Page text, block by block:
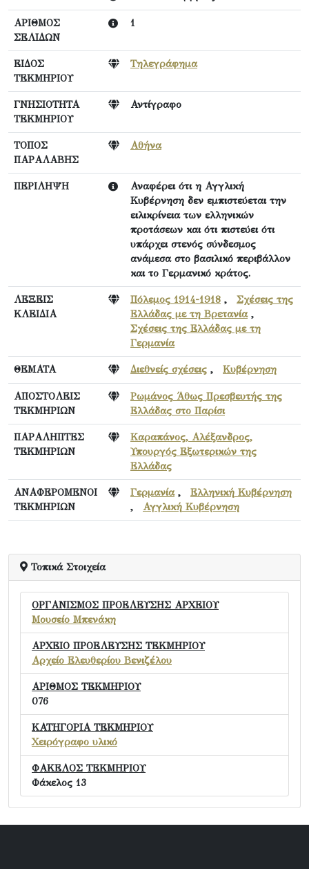
ΑΡΙΘΜΟΣ
ΣΕΛΙΔΩΝ
1
ΕΙΔΟΣ
ΤΕΚΜΗΡΙΟΥ
Τηλεγράφημα
ΓΝΗΣΙΟΤΗΤΑ
ΤΕΚΜΗΡΙΟΥ
Αντίγραφο
ΤΟΠΟΣ
ΠΑΡΑΛΑΒΗΣ
Αθήνα
ΠΕΡΙΛΗΨΗ
Αναφέρει ότι η Αγγλική
Κυβέρνηση δεν εμπιστεύεται την
ειλικρίνεια των ελληνικών
προτάσεων και ότι πιστεύει ότι
υπάρχει στενός σύνδεσμος
ανάμεσα στο βασιλικό περιβάλλον
και το Γερμανικό κράτος.
ΛΕΞΕΙΣ
ΚΛΕΙΔΙΑ
Πόλεμος 1914-1918 , Σχέσεις της
Ελλάδας με τη Βρετανία,
Σχέσεις της Ελλάδας με τη
Γερμανία
ΘΕΜΑΤΑ Διεθνείς σχέσεις , Κυβέρνηση
ΑΠΟΣΤΟΛΕΙΣ
ΤΕΚΜΗΡΙΩΝ
Ρωμάνος Άθως Πρεσβευτής της
Ελλάδας στο Παρίσι
ΠΑΡΑΛΗΠΤΕΣ
ΤΕΚΜΗΡΙΩΝ
Καραπάνος, Αλέξανδρος,
Υπουργός Εξωτερικών της
Ελλάδας
ΑΝΑΦΕΡΟΜΕΝΟΙ
ΤΕΚΜΗΡΙΩΝ
Γερμανία, Ελληνική Κυβέρνηση
, Αγγλική Κυβέρνηση
Τοπικά Στοιχεία
ΟΡΓΑΝΙΣΜΟΣ ΠΡΟΕΛΕΥΣΗΣ ΑΡΧΕΙΟΥ
Μουσείο Μπενάκη
ΑΡΧΕΙΟ ΠΡΟΕΛΕΥΣΗΣ ΤΕΚΜΗΡΙΟΥ
Αρχείο Ελευθερίου Βενιζέλου
ΑΡΙΘΜΟΣ ΤΕΚΜΗΡΙΟΥ
076
ΚΑΤΗΓΟΡΙΑ ΤΕΚΜΗΡΙΟΥ
Χειρόγραφο υλικό
ΦΑΚΕΛΟΣ ΤΕΚΜΗΡΙΟΥ
Φάκελος 13